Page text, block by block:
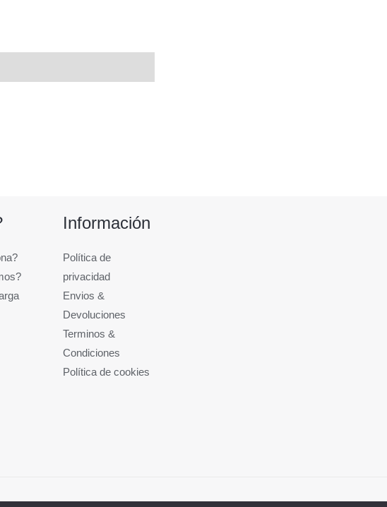
Información
Política de
privacidad
Envios &
Devoluciones
Terminos &
Condiciones
Política de cookies